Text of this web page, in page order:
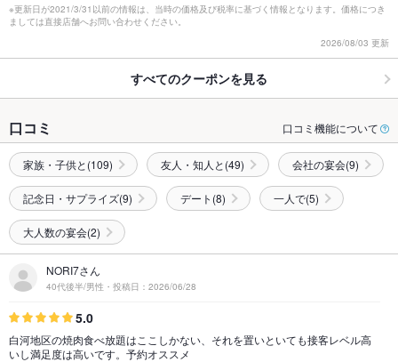
※更新日が2021/3/31以前の情報は、当時の価格及び税率に基づく情報となります。価格につき
ましては直接店舗へお問い合わせください。
2026/08/03 更新
すべてのクーポンを見る
口コミ 口コミ機能について
家族・子供と(109) 友人・知人と(49) 会社の宴会(9)
記念日・サプライズ(9) デート(8) 一人で(5)
大人数の宴会(2)
NORI7さん
40代後半/男性・投稿日：2026/06/28
5.0
白河地区の焼肉食べ放題はここしかない、それを置いといても接客レベル高
いし満足度は高いです。予約オススメ